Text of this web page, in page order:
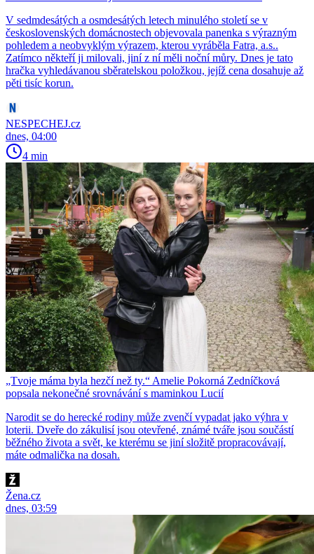
V sedmdesátých a osmdesátých letech minulého století se v
československých domácnostech objevovala panenka s výrazným
pohledem a neobvyklým výrazem, kterou vyráběla Fatra, a.s..
Zatímco někteří ji milovali, jiní z ní měli noční můry. Dnes je tato
hračka vyhledávanou sběratelskou položkou, jejíž cena dosahuje až
pěti tisíc korun.
NESPECHEJ.cz
dnes, 04:00
4 min
„Tvoje máma byla hezčí než ty.“ Amelie Pokorná Zedníčková
popsala nekonečné srovnávání s maminkou Lucií
Narodit se do herecké rodiny může zvenčí vypadat jako výhra v
loterii. Dveře do zákulisí jsou otevřené, známé tváře jsou součástí
běžného života a svět, ke kterému se jiní složitě propracovávají,
máte odmalička na dosah.
Žena.cz
dnes, 03:59